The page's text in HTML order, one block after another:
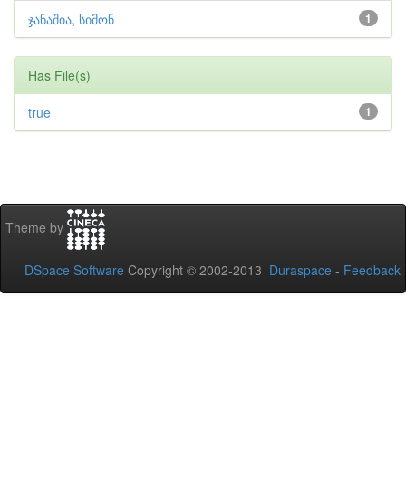
1
ჯანაშია, სიმონ
Has File(s)
1
true
Theme by
DSpace Software Copyright © 2002-2013 Duraspace - Feedback